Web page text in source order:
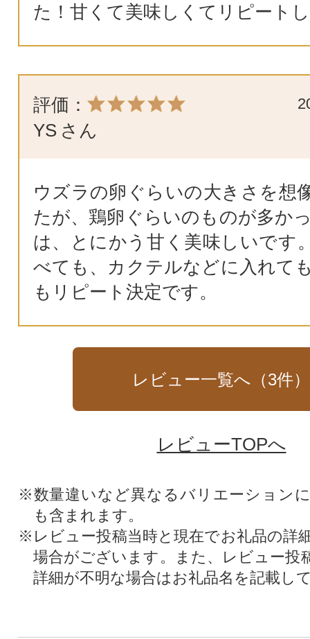
た！甘くて美味しくてリピート
評価：
YS さん
ウズラの卵ぐらいの大きさを想
たが、鶏卵ぐらいのものが多か
は、とにかう甘く美味しいです
べても、カクテルなどに入れて
もリピート決定です。
レビュー一覧へ（3件）
レビューTOPへ
※数量違いなど異なるバリエーション
も含まれます。
※レビュー投稿当時と現在でお礼品の詳
場合がございます。また、レビュー投
詳細が不明な場合はお礼品名を記載し